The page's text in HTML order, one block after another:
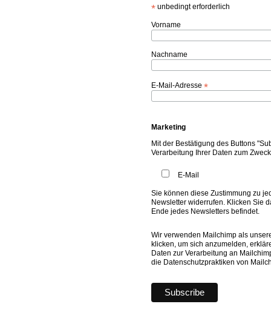
* unbedingt erforderlich
Vorname
Nachname
E-Mail-Adresse *
Marketing
Mit der Bestätigung des Buttons
Verarbeitung Ihrer Daten zum
E-Mail
Sie können diese Zustimmung zu
Newsletter widerrufen. Klicken Sie
Ende jedes Newsletters befindet.
Wir verwenden Mailchimp als
klicken, um sich anzumelden,
Daten zur Verarbeitung an
die Datenschutzpraktiken von